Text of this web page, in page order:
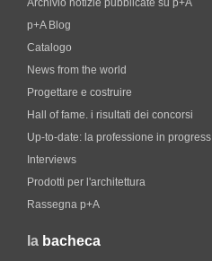
Archivio notizie pubblicate su p+A
p+A Blog
Catalogo
News from the world
Progettare e costruire
Hall of fame. i risultati dei concorsi
Up-to-date: la professione in progress
Interviews
Prodotti per l'architettura
Rassegna p+A
la bacheca